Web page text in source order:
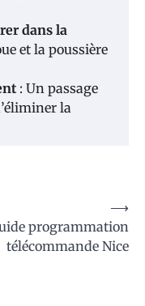
dans la
et la poussière
: Un passage
la
programmation
télécommande Nice
⟶